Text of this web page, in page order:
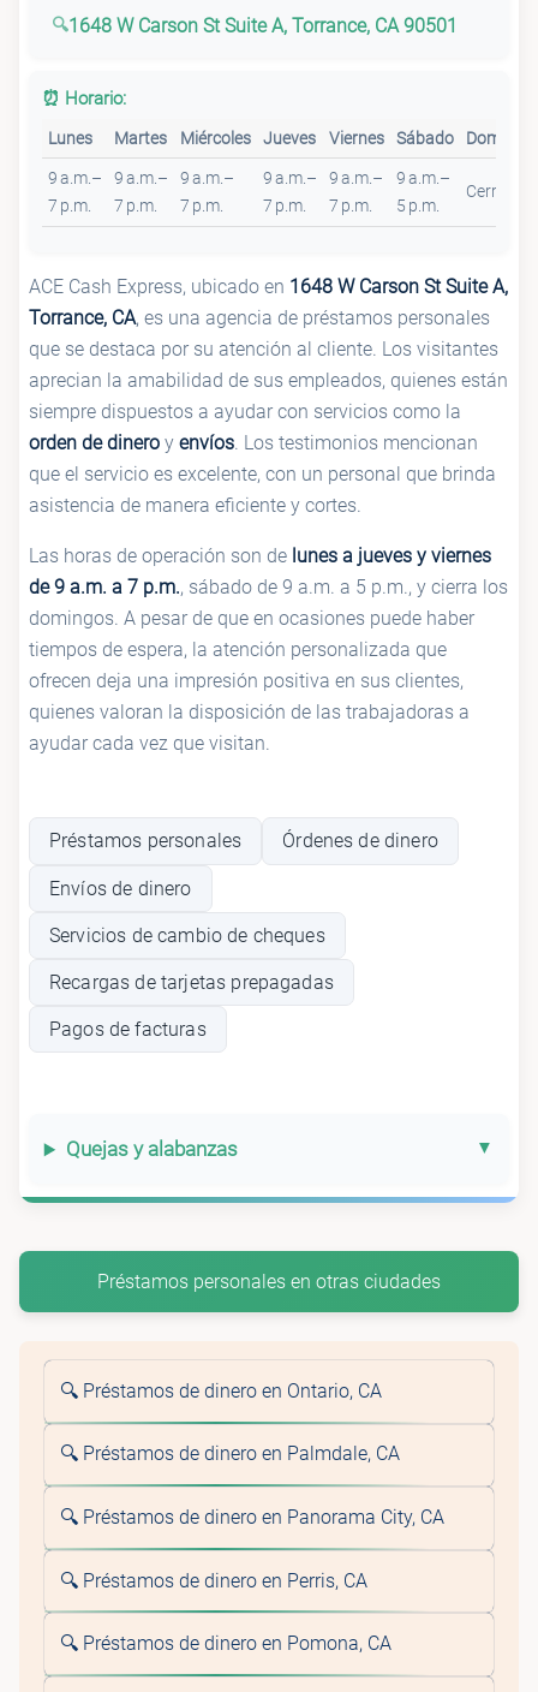
1648 W Carson St Suite A, Torrance, CA 90501
⏰ Horario:
Lunes Martes Miércoles Jueves Viernes Sábado Domingo
9 a.m.–
7 p.m.
9 a.m.–
7 p.m.
9 a.m.–
7 p.m.
9 a.m.–
7 p.m.
9 a.m.–
7 p.m.
9 a.m.–
5 p.m.
Cerrado
ACE Cash Express, ubicado en 1648 W Carson St Suite A,
Torrance, CA, es una agencia de préstamos personales
que se destaca por su atención al cliente. Los visitantes
aprecian la amabilidad de sus empleados, quienes están
siempre dispuestos a ayudar con servicios como la
orden de dinero y envíos. Los testimonios mencionan
que el servicio es excelente, con un personal que brinda
asistencia de manera eficiente y cortes.
Las horas de operación son de lunes a jueves y viernes
de 9 a.m. a 7 p.m., sábado de 9 a.m. a 5 p.m., y cierra los
domingos. A pesar de que en ocasiones puede haber
tiempos de espera, la atención personalizada que
ofrecen deja una impresión positiva en sus clientes,
quienes valoran la disposición de las trabajadoras a
ayudar cada vez que visitan.
Préstamos personales Órdenes de dinero
Envíos de dinero
Servicios de cambio de cheques
Recargas de tarjetas prepagadas
Pagos de facturas
Quejas y alabanzas
Préstamos personales en otras ciudades
🔍 Préstamos de dinero en Ontario, CA
🔍 Préstamos de dinero en Palmdale, CA
🔍 Préstamos de dinero en Panorama City, CA
🔍 Préstamos de dinero en Perris, CA
🔍 Préstamos de dinero en Pomona, CA